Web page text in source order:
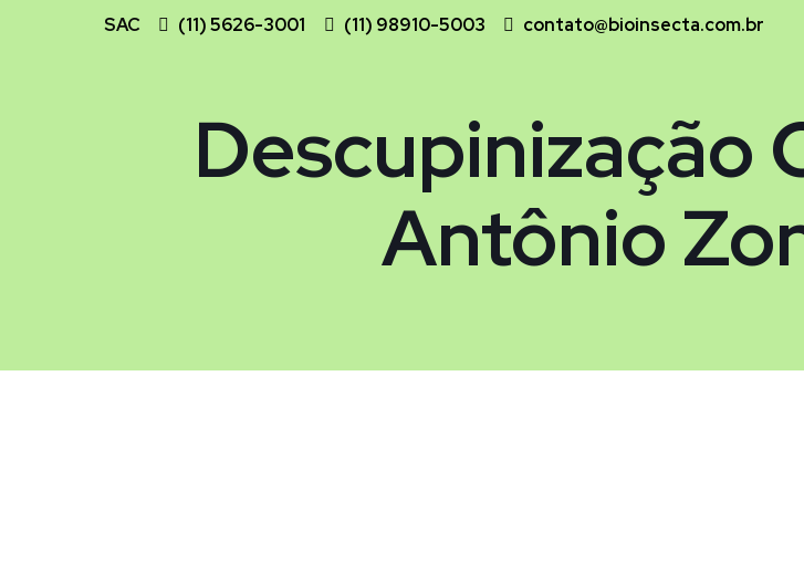
SAC (11) 5626-3001 (11) 98910-5003 contato@bioinsecta.com.br
Descupinização
Antônio